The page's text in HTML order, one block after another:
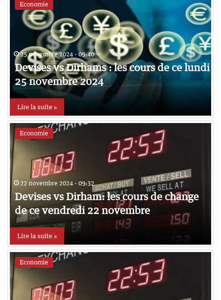
Economie
25 novembre 2024 - 09:40
Devises vs Dirhams : les cours de ce lundi
25 novembre 2024
Lire la suite »
Economie
22 novembre 2024 - 09:32
Devises vs Dirham: les cours de change
de ce vendredi 22 novembre
Lire la suite »
Economie